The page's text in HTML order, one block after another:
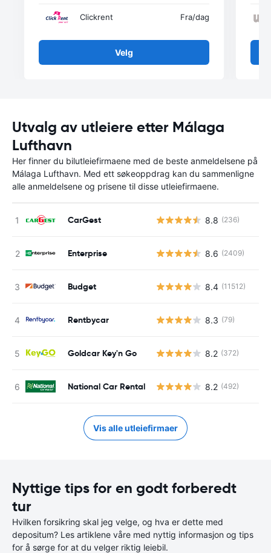
Clickrent Fra/dag
Velg
Utvalg av utleiere etter Málaga
Lufthavn
Her finner du bilutleiefirmaene med de beste anmeldelsene på
Málaga Lufthavn. Med ett søkeoppdrag kan du sammenligne
alle anmeldelsene og prisene til disse utleiefirmaene.
CarGest 8.8 (236)
Enterprise 8.6 (2409)
Budget 8.4 (11512)
Rentbycar 8.3 (79)
Goldcar Key'n Go 8.2 (372)
National Car Rental 8.2 (492)
Vis alle utleiefirmaer
Nyttige tips for en godt forberedt
tur
Hvilken forsikring skal jeg velge, og hva er dette med
depositum? Les artiklene våre med nyttig informasjon og tips
for å sørge for at du velger riktig leiebil.